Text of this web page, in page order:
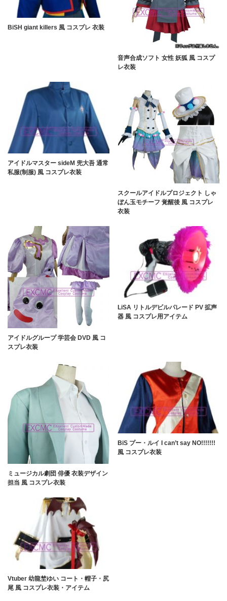
BiSH giant killers 風 コスプレ 衣装
音声合成ソフト 女性 妖狐 風 コスプ
レ衣装
アイドルマスター sideM 兜大吾 通常
私服(制服) 風 コスプレ衣装
スクールアイドルプロジェクト しゃ
ぼん玉モチーフ 覚醒後 風 コスプレ
衣装
アイドルグループ 学芸会 DVD 風 コ
スプレ衣装
LiSA リトルデビルパレード PV 拡声
器 風 コスプレ用アイテム
ミュージカル劇団 俳優 衣装デザイン
担当 風 コスプレ衣装
BiS プー・ルイ I can’t say NO!!!!!!!
風 コスプレ衣装
Vtuber 幼龍埜ゆい コート・帽子・尻
尾 風 コスプレ衣装・アイテム